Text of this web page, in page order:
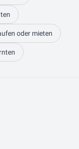
oder mieten